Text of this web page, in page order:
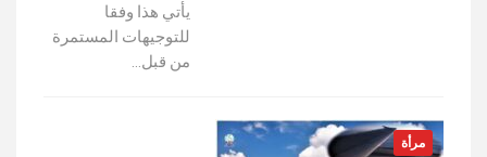
يأتي هذا وفقا
للتوجيهات المستمرة
من قبل…
مرأة